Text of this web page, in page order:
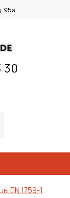
95а
30
EN 1759-1